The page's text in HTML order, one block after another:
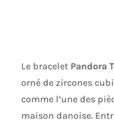
Le bracelet Pandora
orné de zircones
comme l’une des
maison danoise.